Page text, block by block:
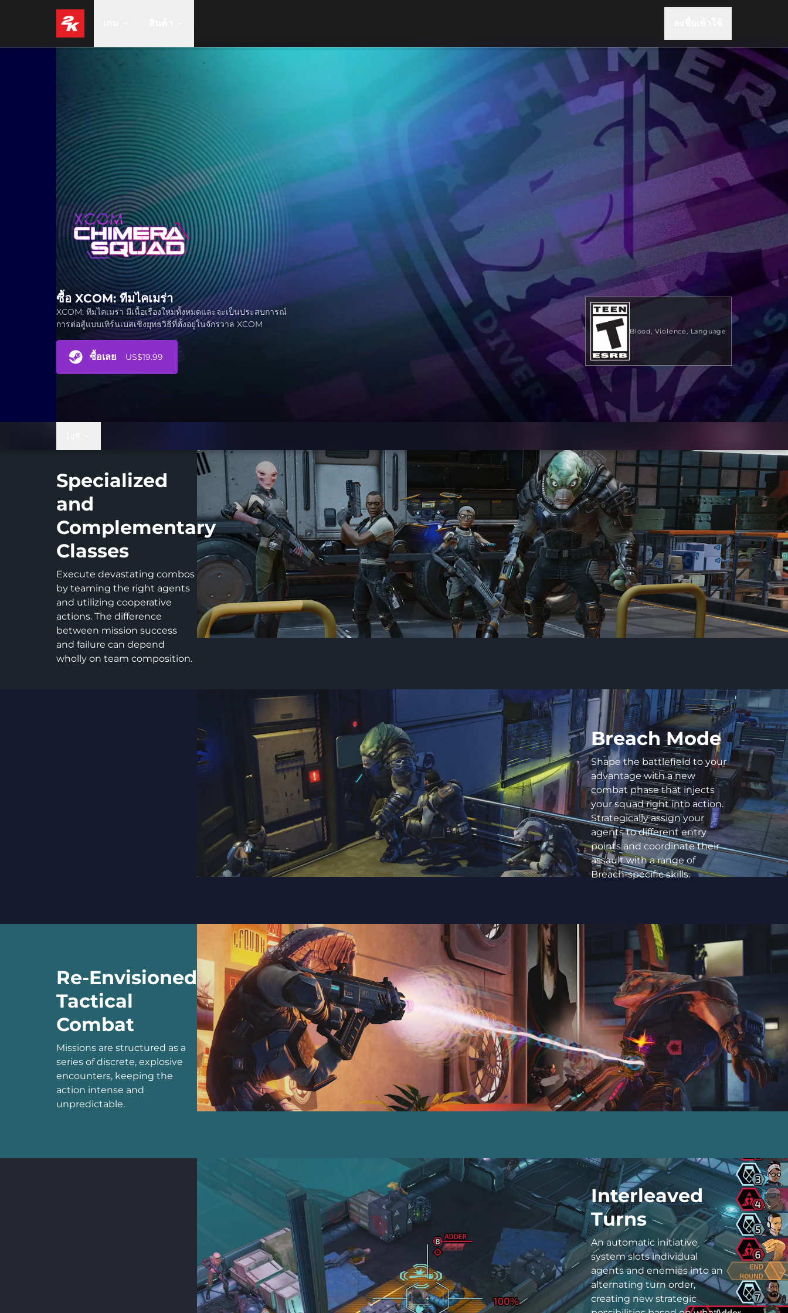
Blood Violence Language
ซื้อ XCOM: ทีมไคเมร่า
XCOM: ทีมไคเมร่า มีเนื้อเรื่องใหม่ทั้งหมดและจะเป็นประสบการณ์
การต่อสู้แบบเทิร์นเบสเชิงยุทธวิธีที่ตั้งอยู่ในจักรวาล XCOM
ซื้อเลย US$19.99
Specialized
and
Complementary
Classes
Execute devastating combos
by teaming the right agents
and utilizing cooperative
actions. The difference
between mission success
and failure can depend
wholly on team composition.
Breach Mode
Shape the battlefield to your
advantage with a new
combat phase that injects
your squad right into action.
Strategically assign your
agents to different entry
points and coordinate their
assault with a range of
Breach-specific skills.
Re-Envisioned
Tactical
Combat
Missions are structured as a
series of discrete, explosive
encounters, keeping the
action intense and
unpredictable.
Interleaved
Turns
An automatic initiative
system slots individual
agents and enemies into an
alternating turn order,
creating new strategic